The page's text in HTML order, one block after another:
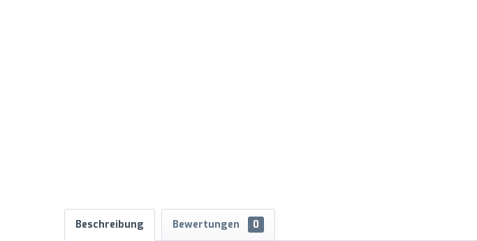
Beschreibung Bewertungen 0